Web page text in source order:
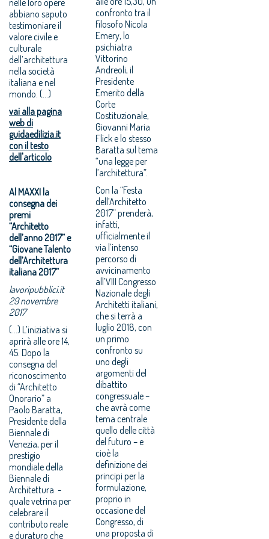
abbiano saputo
testimoniare il
valore civile e
culturale
dell’architettura
nella società
italiana e nel
mondo. (...)
vai alla pagina
web di
guidaedilizia.it
con il testo
dell'articolo
Al MAXXI la
consegna dei
premi
“Architetto
dell’anno 2017” e
“Giovane Talento
dell’Architettura
italiana 2017”
lavoripubblici.it
29 novembre
2017
(...) L’iniziativa si
aprirà alle ore 14,
45. Dopo la
consegna del
riconoscimento
di “Architetto
Onorario” a
Paolo Baratta,
Presidente della
Biennale di
Venezia, per il
prestigio
mondiale della
Biennale di
Architettura -
quale vetrina per
celebrare il
contributo reale
e duraturo che
confronto tra il
filosofo Nicola
Emery, lo
psichiatra
Vittorino
Andreoli, il
Presidente
Emerito della
Corte
Costituzionale,
Giovanni Maria
Flick e lo stesso
Baratta sul tema
“una legge per
l’architettura”.
Con la “Festa
dell’Architetto
2017” prenderà,
infatti,
ufficialmente il
via l’intenso
percorso di
avvicinamento
all’VIII Congresso
Nazionale degli
Architetti italiani,
che si terrà a
luglio 2018, con
un primo
confronto su
uno degli
argomenti del
dibattito
congressuale –
che avrà come
tema centrale
quello delle città
del futuro – e
cioè la
definizione dei
principi per la
formulazione,
proprio in
occasione del
Congresso, di
una proposta di